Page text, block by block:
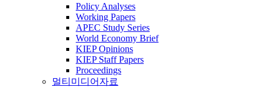
Policy Analyses
Working Papers
APEC Study Series
World Economy Brief
KIEP Opinions
KIEP Staff Papers
Proceedings
멀티미디어자료